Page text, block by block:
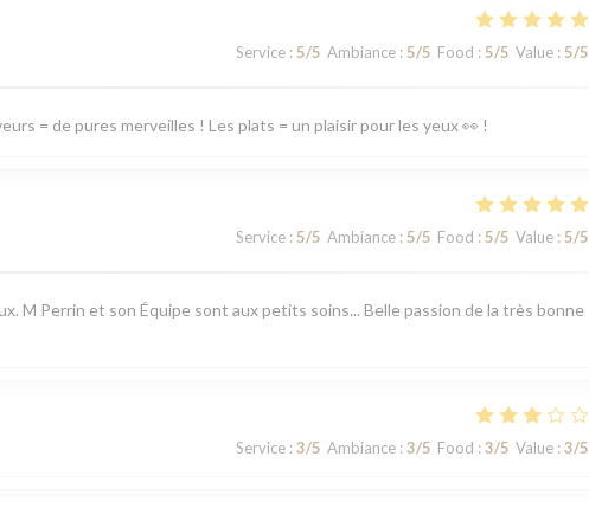
Service : 5/5 Ambiance : 5/5 Food : 5/5 Value : 5/5
= de pures merveilles ! Les plats = un plaisir pour les yeux 👀 !
Service : 5/5 Ambiance : 5/5 Food : 5/5 Value : 5/5
M Perrin et son Équipe sont aux petits soins... Belle passion de la très bonne
Service : 3/5 Ambiance : 3/5 Food : 3/5 Value : 3/5